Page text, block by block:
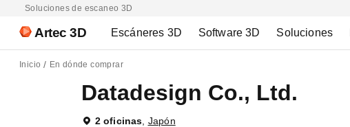
Soluciones de escaneo 3D
Artec 3D Escáneres 3D Software 3D Soluciones
Inicio En dónde comprar
Datadesign Co., Ltd.
2 oficinas Japón